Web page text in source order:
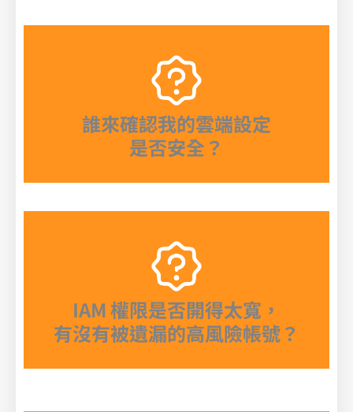
誰來確認我的雲端設定
是否安全？
IAM 權限是否開得太寬，
有沒有被遺漏的高風險帳號？